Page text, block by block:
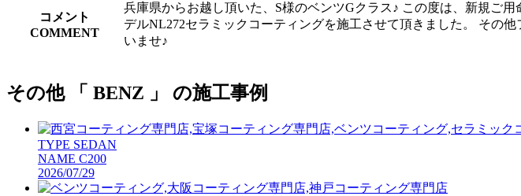
コメント
COMMENT
兵庫県からお越し頂いた、S様のベンツGクラス♪ この度は、新規ご
デルNL272セラミックコーティングを施工させて頂きました。 その
いませ♪
その他 「 BENZ 」 の施工事例
TYPE SEDAN
NAME C200
2026/07/29